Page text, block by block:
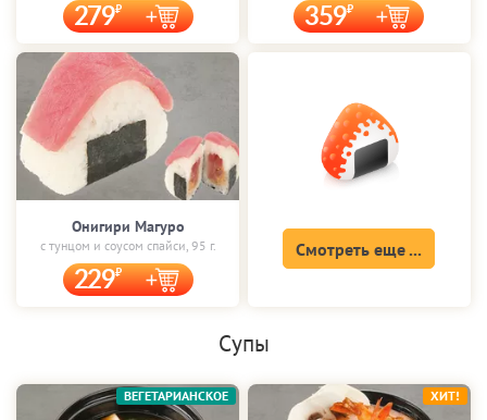
279 359
Онигири Магуро
с тунцом и соусом спайси, 95 г.
229
Смотреть еще ...
Супы
ВЕГЕТАРИАНСКОЕ ХИТ!